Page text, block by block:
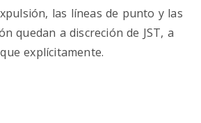
las líneas de punto y las
quedan a discreción de JST, a
explícitamente.